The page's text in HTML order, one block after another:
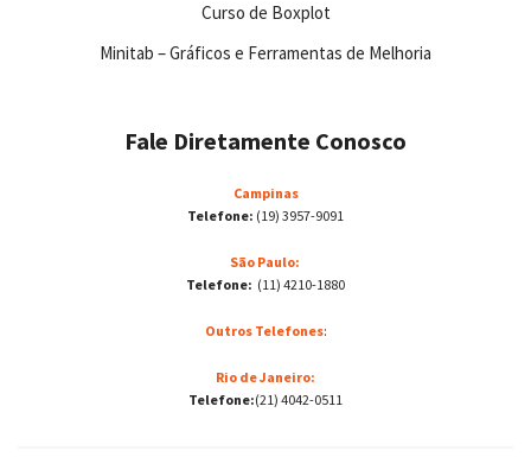
Curso de Boxplot
Minitab – Gráficos e Ferramentas de Melhoria
Fale Diretamente Conosco
Campinas
Telefone: (19) 3957-9091
São Paulo:
Telefone: (11) 4210-1880
Outros Telefones:
Rio de Janeiro:
Telefone:(21) 4042-0511